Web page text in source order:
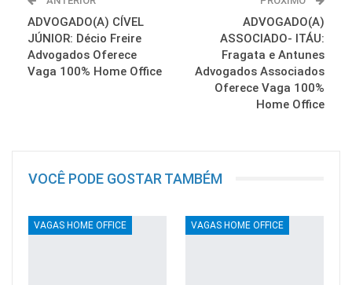
ADVOGADO(A) CÍVEL
JÚNIOR: Décio Freire
Advogados Oferece
Vaga 100% Home Office
ADVOGADO(A)
ASSOCIADO- ITÁU:
Fragata e Antunes
Advogados Associados
Oferece Vaga 100%
Home Office
VOCÊ PODE GOSTAR TAMBÉM
VAGAS HOME OFFICE VAGAS HOME OFFICE